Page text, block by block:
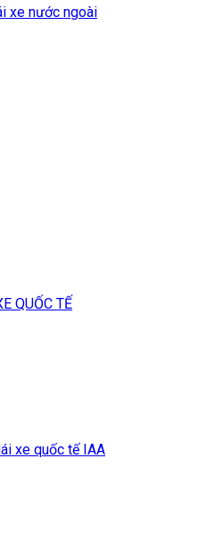
xe nước ngoài
QUỐC TẾ
xe quốc tế IAA